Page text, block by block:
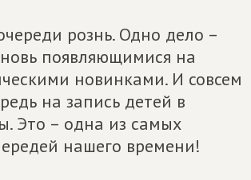
рознь. Одно дело –
появляющимися на
новинками. И совсем
на запись детей в
Это – одна из самых
нашего времени!